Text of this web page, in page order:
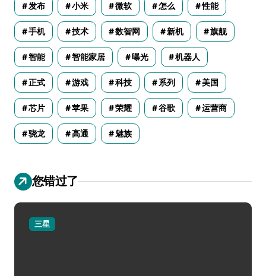
发布 小米 微软 怎么 性能
手机 技术 数智网 新机 旗舰
智能 智能家居 曝光 机器人
正式 游戏 科技 系列 美国
芯片 苹果 荣耀 谷歌 运营商
骁龙 高通 魅族
您错过了
三星